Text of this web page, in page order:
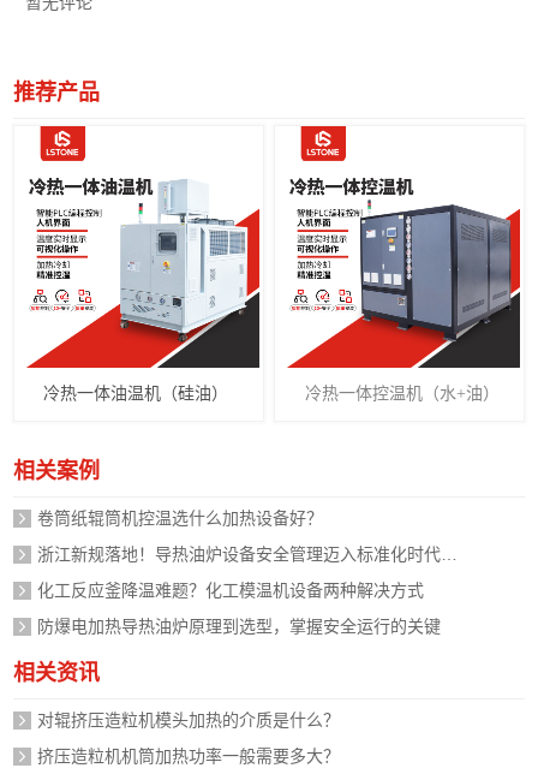
推荐产品
冷热一体油温机（硅油） 冷热一体控温机（水+油）
相关案例
卷筒纸辊筒机控温选什么加热设备好？
浙江新规落地！导热油炉设备安全管理迈入标准化时代，企业如何应对？
化工反应釜降温难题？化工模温机设备两种解决方式
防爆电加热导热油炉原理到选型，掌握安全运行的关键
相关资讯
对辊挤压造粒机模头加热的介质是什么？
挤压造粒机机筒加热功率一般需要多大？